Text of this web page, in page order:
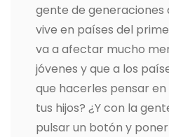
gente de generaciones
vive en países del
va a afectar mucho
jóvenes y que a los
que hacerles pensar en
tus hijos? ¿Y con la
pulsar un botón y